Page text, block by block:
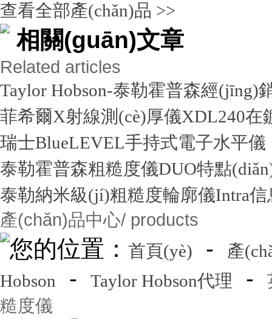
查看全部產(chǎn)品 >>
相關(guān)文章
Related articles
Taylor Hobson-泰勒霍普森經(jīng)
菲希爾X射線測(cè)厚儀XDL240在
瑞士BlueLEVEL手持式電子水平儀
泰勒霍普森粗糙度儀DUO特點
泰勒納米級(jí)粗糙度輪廓儀Intra信
產(chǎn)品中心/ products
您的位置： 首頁(yè) -
產
Hobson
- Taylor Hobson代理 -
糙度儀